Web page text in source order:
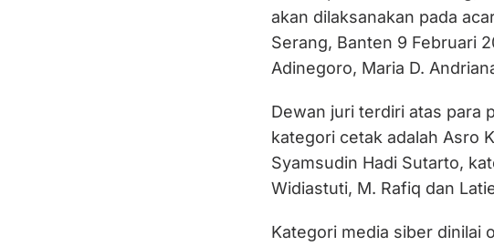
akan dilaksanakan pada
Serang, Banten 9 Februari
Adinegoro, Maria D.
Dewan juri terdiri atas para
kategori cetak adalah Asro
Syamsudin Hadi Sutarto,
Widiastuti, M. Rafiq dan
Kategori media siber dinilai